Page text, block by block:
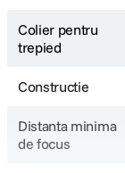
Colier pentru
trepied
Constructie
Distanta minima
de focus